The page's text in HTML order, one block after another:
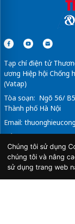
Tạp chí điện tử
ương Hiệp hội Chống
(Vatap)
Tòa soạn: Ngõ 56/
Thành phố Hà Nội
Email:
Tổng Biên Tập: Vũ
Giấy phép hoạt
Thông tin và Truyền
Chúng tôi sử dụng
chúng tôi và nâng
sử dụng trang web